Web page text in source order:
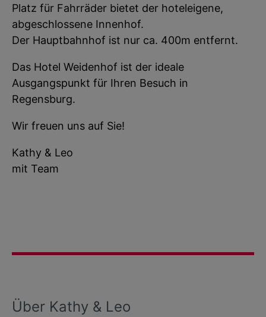
Platz für Fahrräder bietet der hoteleigene,
abgeschlossene Innenhof.
Der Hauptbahnhof ist nur ca. 400m entfernt.
Das Hotel Weidenhof ist der ideale
Ausgangspunkt für Ihren Besuch in
Regensburg.
Wir freuen uns auf Sie!
Kathy & Leo
mit Team
Über Kathy & Leo